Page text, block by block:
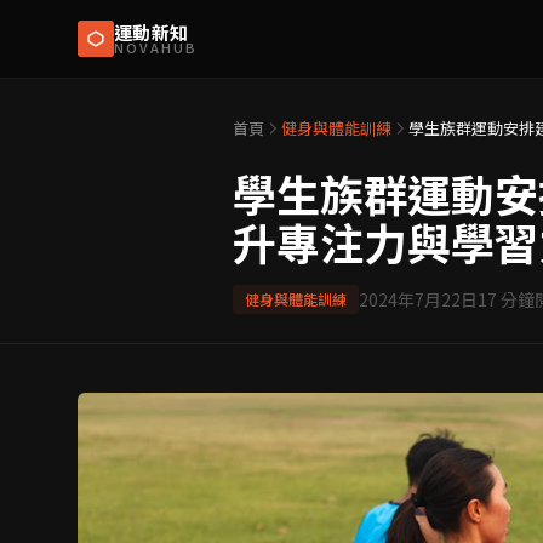
運動新知
NOVAHUB
首頁 健身與體能訓練 學生族群運動安排
學生族群運動
升專注力與學
健身與體能訓練 2024年7月22日17 分鐘